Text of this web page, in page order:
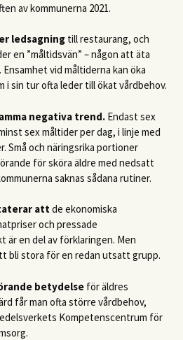
av kommunerna 2021.
ledsagning till restaurang, och
en ”måltidsvän” – någon att äta
vid måltiderna kan öka
i sin tur ofta leder till ökat vårdbehov.
negativa trend. Endast sex
sex måltider per dag, i linje med
Små och näringsrika portioner
för sköra äldre med nedsatt
saknas sådana rutiner.
attde ekonomiska
och pressade
är en del av förklaringen. Men
bli stora för en redan utsatt grupp.
betydelse för äldres
får man ofta större vårdbehov,
Kompetenscentrum för